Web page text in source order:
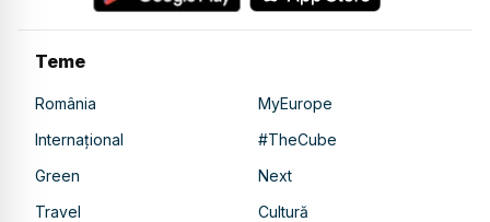
Teme
România
MyEurope
Internațional
#TheCube
Green
Next
Travel
Cultură